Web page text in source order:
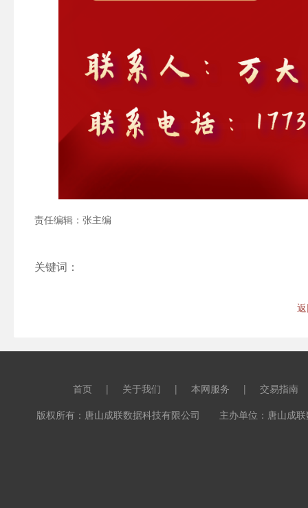
责任编辑：张主编
关键词：
首页 | 关于我们 | 本网服务 |
交易指南
版权所有：唐山成联数据科技有限公司 主办单位：唐山成